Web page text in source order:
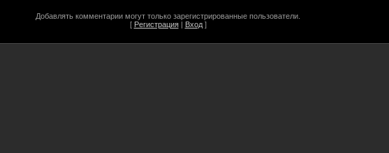
Добавлять комментарии могут только зарегистрированные пользователи.
[ Регистрация| Вход]